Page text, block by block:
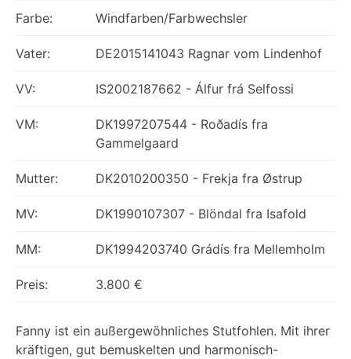
Farbe: Windfarben/Farbwechsler
Vater: DE2015141043 Ragnar vom Lindenhof
VV: IS2002187662 - Álfur frá Selfossi
VM:
DK1997207544 - Roðadís fra
Gammelgaard
Mutter: DK2010200350 - Frekja fra Østrup
MV: DK1990107307 - Blöndal fra Isafold
MM: DK1994203740 Grádís fra Mellemholm
Preis: 3.800 €
Fanny ist ein außergewöhnliches Stutfohlen. Mit ihrer
kräftigen, gut bemuskelten und harmonisch-